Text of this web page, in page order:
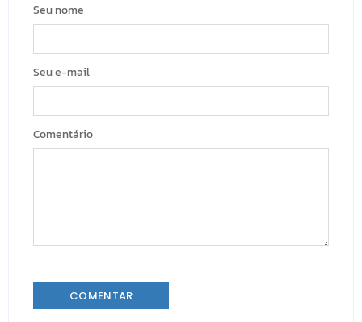
Seu nome
Seu e-mail
Comentário